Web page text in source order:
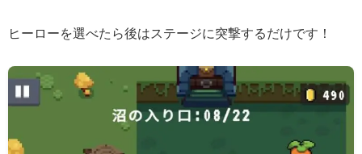
ヒーローを選べたら後はステージに突撃するだけです！